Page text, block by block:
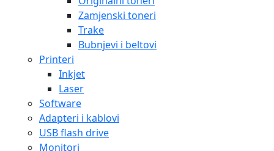
Zamjenski toneri
Trake
Bubnjevi i beltovi
Printeri
Inkjet
Laser
Software
Adapteri i kablovi
USB flash drive
Monitori